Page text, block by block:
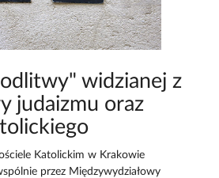
widzianej z
judaizmu oraz
Katolickim w Krakowie
przez Międzywydziałowy